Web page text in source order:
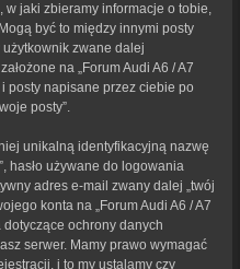
jaki zbieramy informacje o tobie,
być to między innymi posty
zwane dalej
na „Forum Audi A6 / A7
i posty napisane przez ciebie po
posty”.
unikalną identyfikacyjną nazwę
hasło używane do logowania
adres e-mail zwany dalej „twój
konta na „Forum Audi A6 / A7
ochrony danych
serwer. Mamy prawo wymagać
i to my ustalamy czy